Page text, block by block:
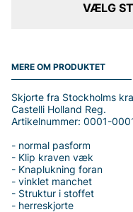
VÆLG
MERE OM PRODUKTET
Skjorte fra Stockholms
Castelli Holland Reg.
Artikelnummer: 0001-
- normal pasform
- Klip kraven væk
- Knaplukning foran
- vinklet manchet
- Struktur i stoffet
- herreskjorte